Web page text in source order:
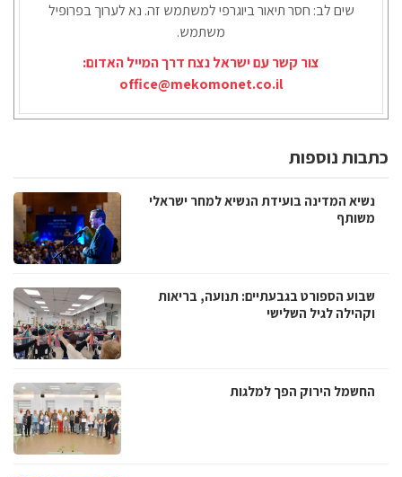
שים לב: חסר תיאור ביוגרפי למשתמש זה. נא לערוך בפרופיל
משתמש.
צור קשר עם ישראל נצח דרך המייל האדום:
office@mekomonet.co.il
כתבות נוספות
נשיא המדינה בועידת הנשיא למחר ישראלי
משותף
שבוע הספורט בגבעתיים: תנועה, בריאות
וקהילה לגיל השלישי
החשמל הירוק הפך למלגות